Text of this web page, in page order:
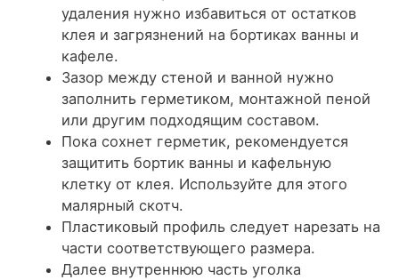
удаления нужно избавиться от остатков
клея и загрязнений на бортиках ванны и
кафеле.
Зазор между стеной и ванной нужно
заполнить герметиком, монтажной пеной
или другим подходящим составом.
Пока сохнет герметик, рекомендуется
защитить бортик ванны и кафельную
клетку от клея. Используйте для этого
малярный скотч.
Пластиковый профиль следует нарезать на
части соответствующего размера.
Далее внутреннюю часть уголка